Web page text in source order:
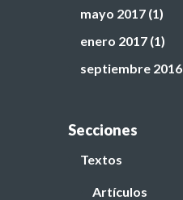
mayo 2017 (1)
enero 2017 (1)
septiembre 2016
Secciones
Textos
Artículos